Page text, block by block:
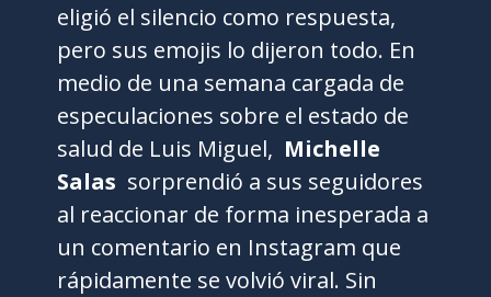
eligió el silencio como respuesta,
pero sus emojis lo dijeron todo. En
medio de una semana cargada de
especulaciones sobre el estado de
salud de Luis Miguel, Michelle
Salas sorprendió a sus seguidores
al reaccionar de forma inesperada a
un comentario en Instagram que
rápidamente se volvió viral. Sin